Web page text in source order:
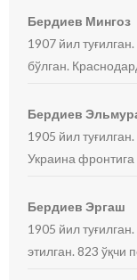
Бердиев Мингоз
1907 йил
бўлган.
Бердиев
1905 йил
Украина
Бердиев Эргаш
1905 йил
этилган. 823 ўқчи